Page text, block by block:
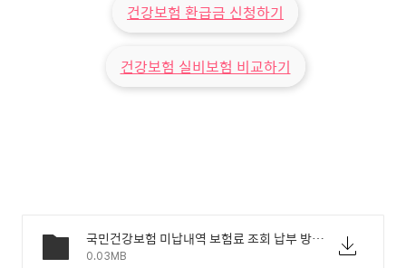
건강보험 환급금 신청하기
건강보험 실비보험 비교하기
국민건강보험 미납내역 보험료 조회 납부 방법 - 02.jpg
0.03MB